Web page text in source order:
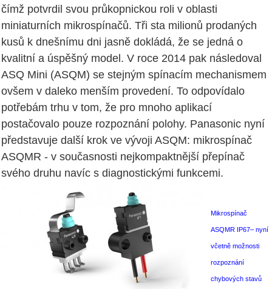
čímž potvrdil svou průkopnickou roli v oblasti
miniaturních mikrospínačů. Tři sta milionů prodaných
kusů k dnešnímu dni jasně dokládá, že se jedná o
kvalitní a úspěšný model. V roce 2014 pak následoval
ASQ Mini (ASQM) se stejným spínacím mechanismem
ovšem v daleko menším provedení. To odpovídalo
potřebám trhu v tom, že pro mnoho aplikací
postačovalo pouze rozpoznání polohy. Panasonic nyní
představuje další krok ve vývoji ASQM: mikrospínač
ASQMR - v současnosti nejkompaktnější přepínač
svého druhu navíc s diagnostickými funkcemi.
Mikrospínač
ASQMR IP67– nyní
včetně možnosti
rozpoznání
chybových stavů